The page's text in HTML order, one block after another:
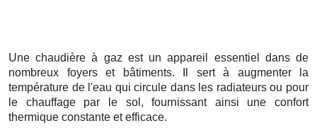
Une chaudière à gaz est un appareil essentiel dans de
nombreux foyers et bâtiments. Il sert à augmenter la
température de l'eau qui circule dans les radiateurs ou pour
le chauffage par le sol, fournissant ainsi une confort
thermique constante et efficace.